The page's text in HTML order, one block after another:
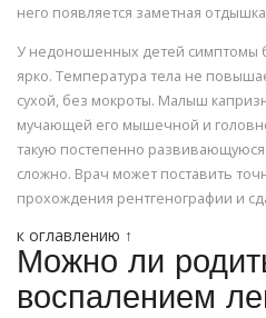
него появляется заметная
У недоношенных детей симптомы
ярко. Температура тела не
сухой, без мокроты. Малыш
мучающей его мышечной и
такую постепенно
сложно. Врач может поставить
прохождения рентгенографии и
к оглавлению ↑
Можно ли
воспалением